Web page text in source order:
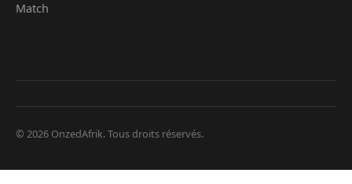
Match
© 2026 OnzedAfrik. Tous droits réservés.